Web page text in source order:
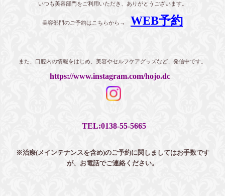
いつも美容部門をご利用いただき、ありがとうございます。
美容部門のご予約はこちらから→ WEB予約
また、口腔内の情報をはじめ、美容やセルフケアグッズなど、発信中です。
https://www.instagram.com/hojo.dc
TEL:0138-55-5665
※治療(メインテナンスを含め)のご予約に関しましてはお手数です
が、お電話でご連絡ください。